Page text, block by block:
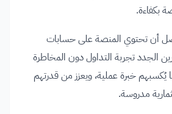
بكفاءة.
أن تحتوي المنصة على حسابات
الجدد تجربة التداول دون المخاطرة
يُكسبهم خبرة عملية، ويعزز من قدرتهم
مدروسة.